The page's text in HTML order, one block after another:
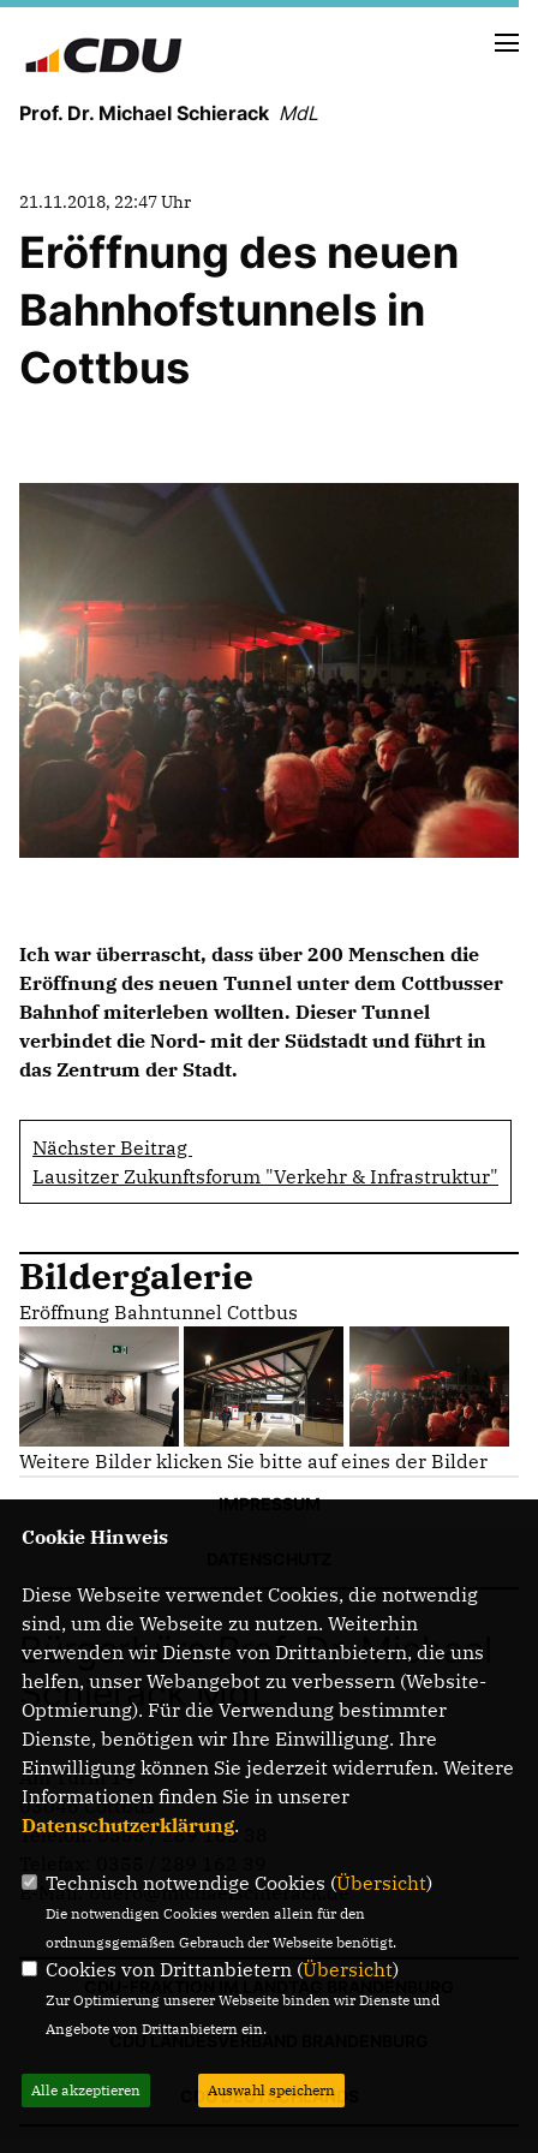
Prof. Dr. Michael Schierack MdL
LEBENSLAUF
HEIMAT UND WERTE
AUSBILDUNG UND WEGMARKEN
BERUFUNG UND MENSCH
SICHERHEIT UND ZUSAMMENHALT
MITTELSTAND UND INDUSTRIE
BILDUNG
IDENTITÄT
MEINE 10 PUNKTE
PRAKTIKUM
LINKS
21.11.2018, 22:47 Uhr
Eröffnung des neuen
Bahnhofstunnels in
Cottbus
Ich war überrascht, dass über 200 Menschen die
Eröffnung des neuen Tunnel unter dem Cottbusser
Bahnhof miterleben wollten. Dieser Tunnel
verbindet die Nord- mit der Südstadt und führt in
das Zentrum der Stadt.
Nächster Beitrag
Lausitzer Zukunftsforum "Verkehr & Infrastruktur"
Bildergalerie
Eröffnung Bahntunnel Cottbus
Weitere Bilder klicken Sie bitte auf eines der Bilder
IMPRESSUM
Bürgerbüro Prof. Dr. Michael
Schierack MdL
Am Turm 14
03046 Cottbus
Telefon: 0355 / 289 162 38
E-Mail: buero@michaelschierack.de
CDU LANDESVERBAND BRANDENBURG
CDU DEUTSCHLANDS
Cookie Hinweis
Diese Webseite verwendet Cookies, die notwendig
sind, um die Webseite zu nutzen. Weiterhin
verwenden wir Dienste von Drittanbietern, die uns
helfen, unser Webangebot zu verbessern (Website-
Optmierung). Für die Verwendung bestimmter
Dienste, benötigen wir Ihre Einwilligung. Ihre
Einwilligung können Sie jederzeit widerrufen. Weitere
Informationen finden Sie in unserer
Datenschutzerklärung.
Technisch notwendige Cookies (Übersicht)
Die notwendigen Cookies werden allein für den
ordnungsgemäßen Gebrauch der Webseite benötigt.
Cookies von Drittanbietern (Übersicht)
Zur Optimierung unserer Webseite binden wir Dienste und
Angebote von Drittanbietern ein.
Alle akzeptieren Auswahl speichern